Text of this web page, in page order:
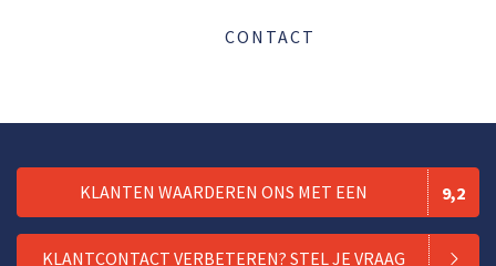
CONTACT
KLANTEN WAARDEREN ONS MET EEN 9,2
KLANTCONTACT VERBETEREN? STEL JE VRAAG